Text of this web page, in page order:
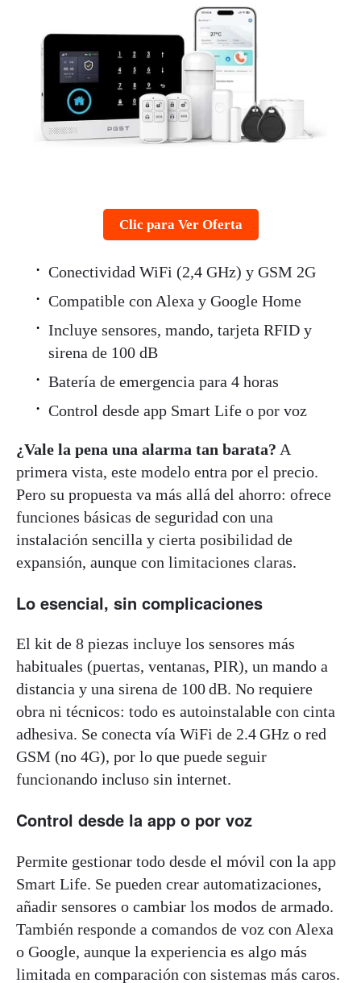
Clic para Ver Oferta
Conectividad WiFi (2,4 GHz) y GSM 2G
Compatible con Alexa y Google Home
Incluye sensores, mando, tarjeta RFID y
sirena de 100 dB
Batería de emergencia para 4 horas
Control desde app Smart Life o por voz
¿Vale la pena una alarma tan barata? A
primera vista, este modelo entra por el precio.
Pero su propuesta va más allá del ahorro: ofrece
funciones básicas de seguridad con una
instalación sencilla y cierta posibilidad de
expansión, aunque con limitaciones claras.
Lo esencial, sin complicaciones
El kit de 8 piezas incluye los sensores más
habituales (puertas, ventanas, PIR), un mando a
distancia y una sirena de 100 dB. No requiere
obra ni técnicos: todo es autoinstalable con cinta
adhesiva. Se conecta vía WiFi de 2.4 GHz o red
GSM (no 4G), por lo que puede seguir
funcionando incluso sin internet.
Control desde la app o por voz
Permite gestionar todo desde el móvil con la app
Smart Life. Se pueden crear automatizaciones,
añadir sensores o cambiar los modos de armado.
También responde a comandos de voz con Alexa
o Google, aunque la experiencia es algo más
limitada en comparación con sistemas más caros.